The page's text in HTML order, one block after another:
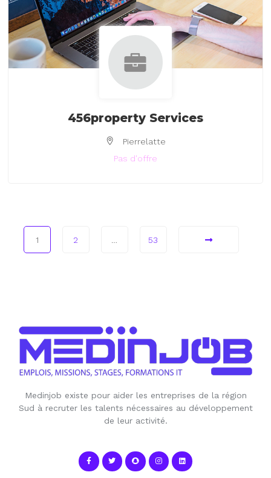
456property Services
Pierrelatte
Pas d'offre
1 2 … 53
Medinjob existe pour aider les entreprises de la région
Sud à recruter les talents nécessaires au développement
de leur activité.